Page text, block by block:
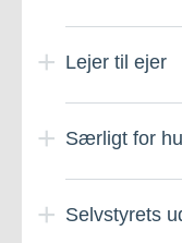
Lejer til ejer
Særligt for
Selvstyrets